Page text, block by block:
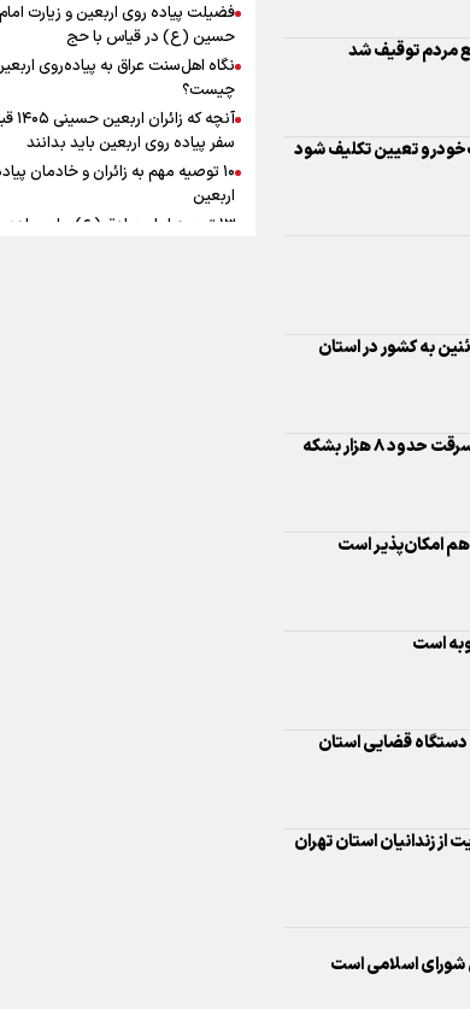
مردم توقیف شد
تعیین تکلیف شود
توقیف اموال ۷۵ نفر از خائنین به کشور در استان
صدور احکام قطعی اعضای گروه مجرمانه شبکه‌ای سرقت حدود ۸ هزار بشکه
امکان‌پذیر است
است
قضایی استان
شورای اسلامی است
اینفوبرنا/ سقف معافیت مالیاتی
حقوق کارکنان دولت و
در بودجه ۱۴۰۵ چقدر است؟
فضیلت پیاده روی اربعین و زیارت امام
حسین (ع) در قیاس با حج
نگاه اهل‌سنت عراق به پیاده‌روی
چیست؟
آنچه که
سفر پیاده روی اربعین باید بدانند
۱۰ توصیه مهم به زائران و خادمان
اربعین
۱۳ توصیه امام صادق (ع) برای